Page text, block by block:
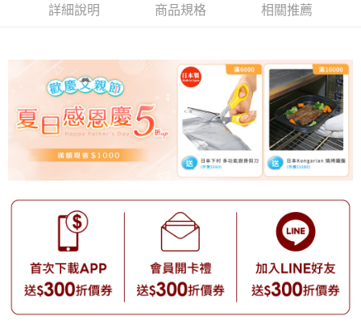
詳細說明 商品規格 相關推薦